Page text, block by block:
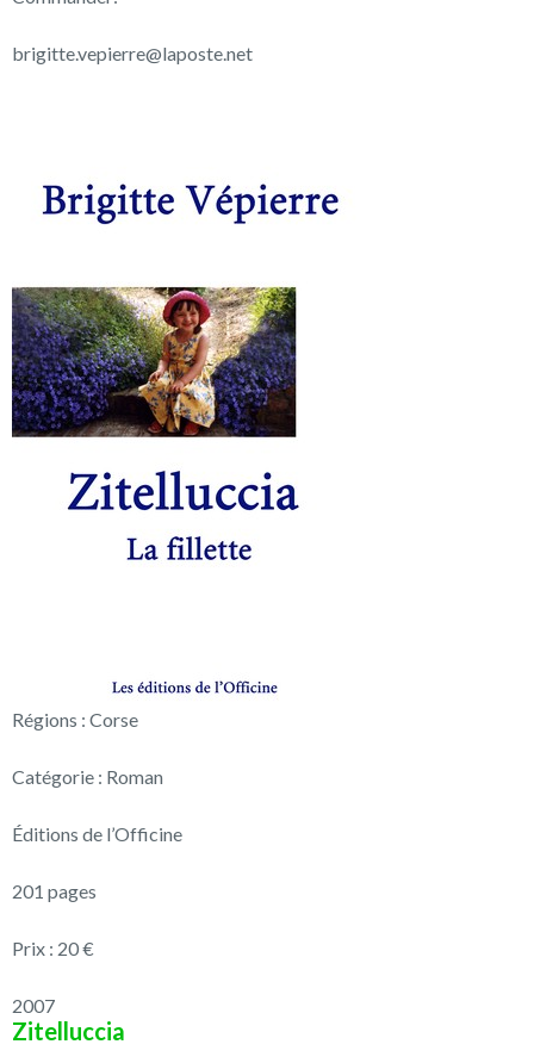
brigitte.vepierre@laposte.net
Régions : Corse
Catégorie : Roman
Éditions de l’Officine
201 pages
Prix : 20 €
2007
Zitelluccia